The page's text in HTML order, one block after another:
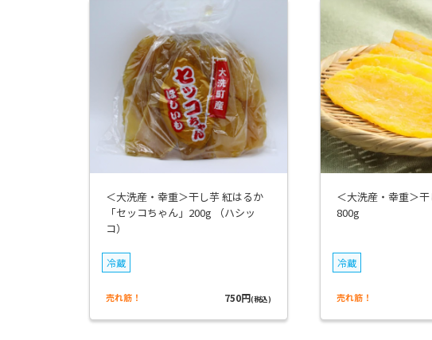
＜大洗産・幸重＞干し芋 紅はるか
「セッコちゃん」200g （ハシッ
コ）
冷蔵
売れ筋！ 750円(税込)
＜大洗産・幸重＞
800g
冷蔵
売れ筋！